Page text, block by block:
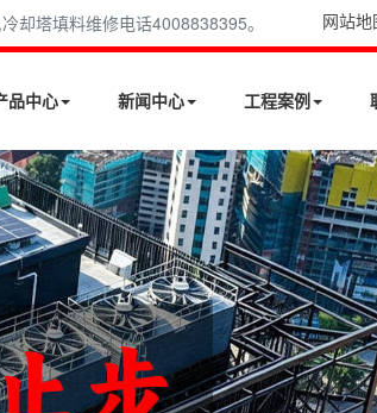
却塔填料维修电话4008838395。 网站地
品中心 新闻中心 工程案例